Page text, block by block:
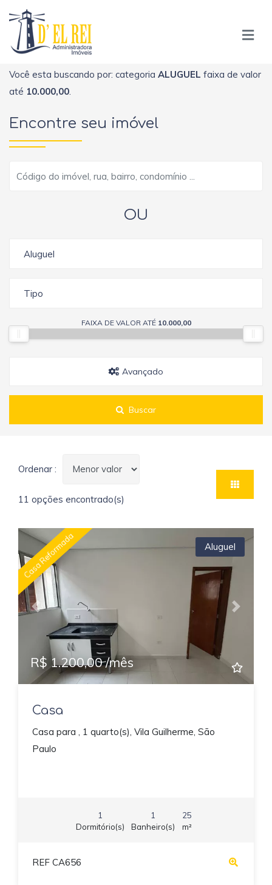
Você esta buscando por: categoria ALUGUEL faixa de valor
até 10.000,00
Encontre seu imóvel
OU
Aluguel
Tipo
FAIXA DE VALOR ATÉ 10.000,00
Avançado
Buscar
Ordenar :
11 opções encontrado(s)
Previous Next
Casa Reformada Aluguel
R$ 1.200,00 /mês
Casa
Casa para , 1 quarto(s), Vila Guilherme, São
Paulo
1
Dormitório(s)
1
Banheiro(s)
25
m²
REF CA656